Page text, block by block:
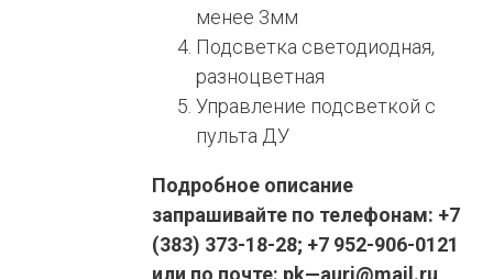
менее 3мм
Подсветка светодиодная,
разноцветная
Управление подсветкой с
пульта ДУ
Подробное описание
запрашивайте по телефонам: +7
(383) 373-18-28; +7 952-906-0121
или по почте: pk—auri@mail.ru